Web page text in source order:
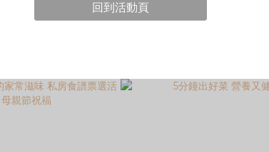
回到活動頁